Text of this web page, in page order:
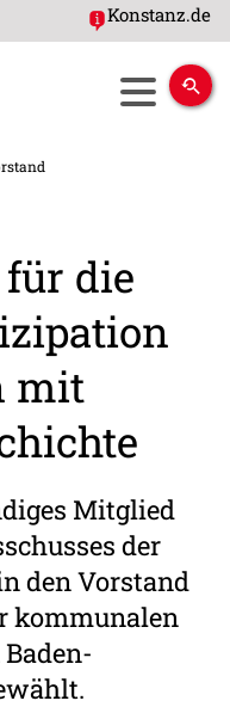
Konstanz.de
die
mit
Mitglied
der
den Vorstand
kommunalen